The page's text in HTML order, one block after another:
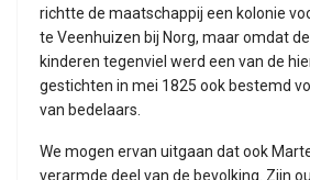
richtte de maatschappij een kolonie
te Veenhuizen bij Norg, maar omdat
kinderen tegenviel werd een van de
gestichten in mei 1825 ook bestemd
van bedelaars.
We mogen ervan uitgaan dat ook
verarmde deel van de bevolking. Zijn